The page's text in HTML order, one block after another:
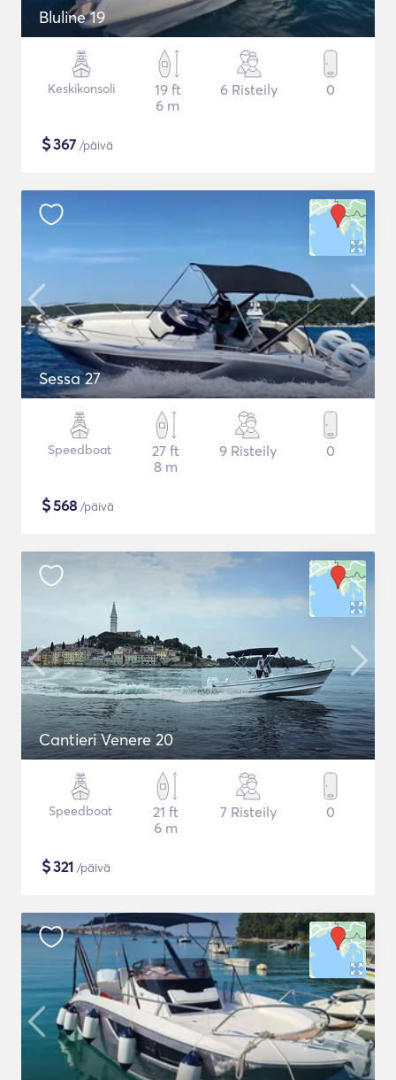
Bluline 19
Keskikonsoli
19 ft
6 m
6 Risteily 0
$367 /päivä
Sessa 27
Speedboat
27 ft
8 m
9 Risteily 0
$568 /päivä
Cantieri Venere 20
Speedboat
21 ft
6 m
7 Risteily 0
$321 /päivä